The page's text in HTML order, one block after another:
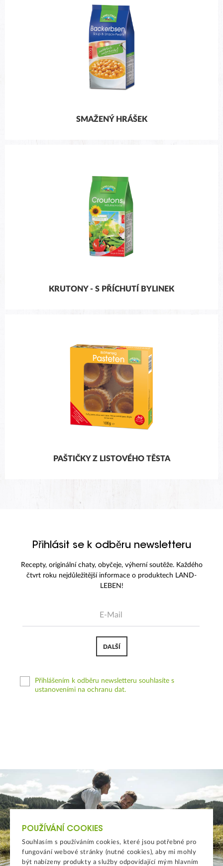
SMAŽENÝ HRÁŠEK
KRUTONY - S PŘÍCHUTÍ BYLINEK
PAŠTIČKY Z LISTOVÉHO TĚSTA
Přihlásit se k odběru newsletteru
Recepty, originální chaty, obyčeje, výherní soutěže. Každého
čtvrt roku nejdůležitější informace o produktech LAND-
LEBEN!
DALŠÍ
Přihlášením k odběru newsletteru souhlasíte s
ustanoveními na ochranu dat.
POUŽÍVÁNÍ COOKIES
Souhlasím s používáním cookies, které jsou potřebné pro
fungování webové stránky (nutné cookies), aby mi mohly
být nabízeny produkty a služby odpovídající mým hlavním